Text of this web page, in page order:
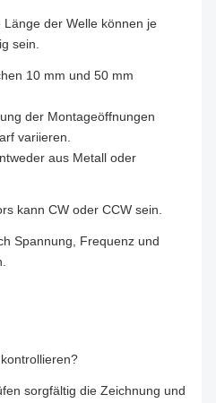
der Welle können je
sein.
10 mm und 50 mm
der Montageöffnungen
variieren.
aus Metall oder
kann CW oder CCW sein.
Spannung, Frequenz und
sorgfältig die Zeichnung und